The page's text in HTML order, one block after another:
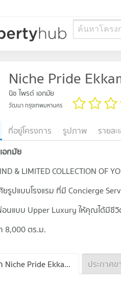
ค้นหาโครง
Niche Pride
นิช ไพรด์ เอกมัย
วัฒนา กรุงเทพมหานคร
ที่อยู่โครงการ รูปภาพ รายล
อกมัย
& LIMITED COLLECTION OF
รูปแบบโรงแรม ที่มี Concierge
แบบ Upper Luxury ให้คุณได้มีชีวิ
8,000 ตร.ม.
คอนโดให้เช่า Niche Pride Ekkamai